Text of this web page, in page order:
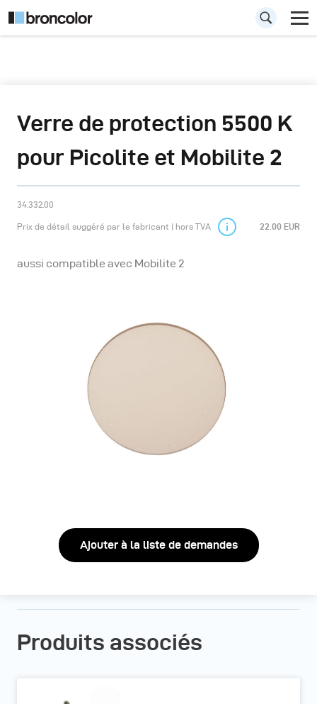
Verre de protection 5500 K
pour Picolite et Mobilite 2
34.332.00
Prix de détail suggéré par le fabricant | hors TVA 22.00 EUR
aussi compatible avec Mobilite 2
Ajouter à la liste de demandes
Produits associés